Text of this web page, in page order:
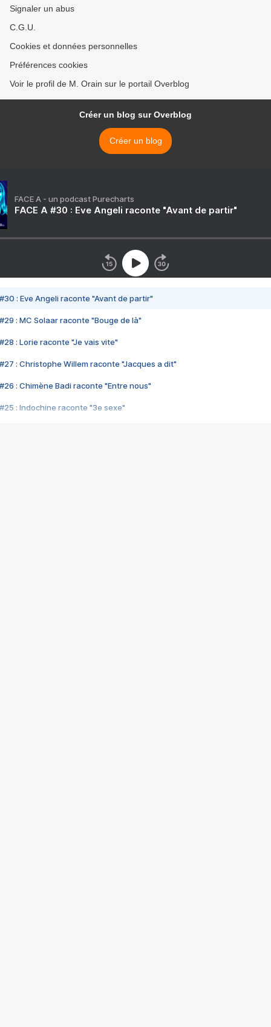
Signaler un abus
C.G.U.
Cookies et données personnelles
Préférences cookies
Voir le profil de M. Orain sur le portail Overblog
Créer un blog sur Overblog
Créer un blog
FACE A - un podcast Purecharts
FACE A #30 : Eve Angeli raconte "Avant de partir"
#30 : Eve Angeli raconte "Avant de partir"
#29 : MC Solaar raconte "Bouge de là"
#28 : Lorie raconte "Je vais vite"
#27 : Christophe Willem raconte "Jacques a dit"
#26 : Chimène Badi raconte "Entre nous"
#25 : Indochine raconte "3e sexe"